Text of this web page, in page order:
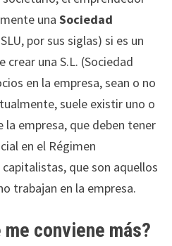
una Sociedad
por sus siglas) si es un
una S.L. (Sociedad
en la empresa, sean o no
suele existir uno o
empresa, que deben tener
en el Régimen
que son aquellos
trabajan en la empresa.
conviene más?